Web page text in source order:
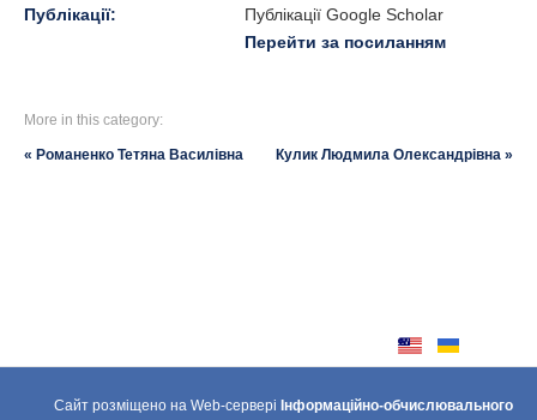
Публікації:
Публікації Google Scholar
Перейти за посиланням
More in this category:
« Романенко Тетяна Василівна Кулик Людмила Олександрівна »
Сайт розміщено на Web-сервері Інформаційно-обчислювального